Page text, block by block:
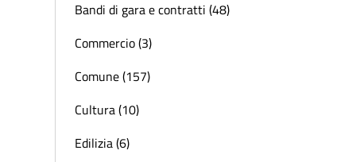
Bandi di gara e contratti (48)
Commercio (3)
Comune (157)
Cultura (10)
Edilizia (6)